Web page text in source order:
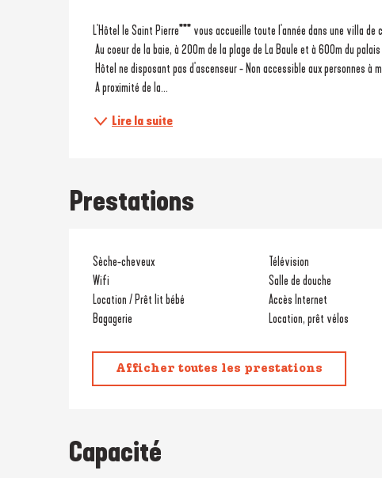
Description
L'Hôtel le Saint Pierre*** vous accueille toute l'année dans une villa de
Au coeur de la baie, à 200m de la plage de La Baule et à 600m du
Hôtel ne disposant pas d'ascenseur - Non accessible aux personnes à
A proximité de la...
Lire la suite
Prestations
Sèche-cheveux Télévision
Wifi
Salle de douche
Location / Prêt lit bébé
Accès Internet
Bagagerie
Location, prêt vélos
Afficher toutes les prestations
Capacité